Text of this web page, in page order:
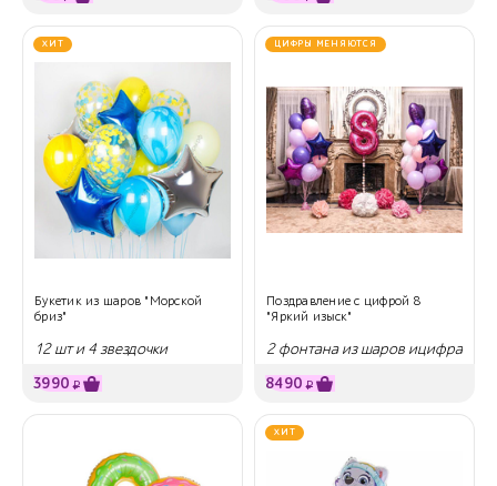
ХИТ
Букетик из шаров "Морской
бриз"
12 шт и 4 звездочки
3990 ₽
ЦИФРЫ МЕНЯЮТСЯ
Поздравление с цифрой 8
"Яркий изыск"
2 фонтана из шаров ицифра
8490 ₽
ХИТ